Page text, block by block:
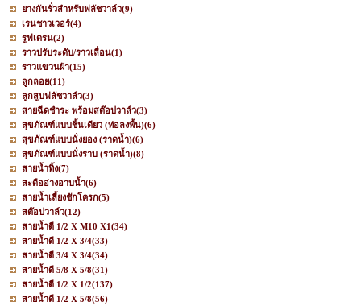
ยางกันรั่วสำหรับฟลัชวาล์ว(9)
เรนชาวเวอร์(4)
รูฟเดรน(2)
ราวปรับระดับ/ราวเลื่อน(1)
ราวแขวนผ้า(15)
ลูกลอย(11)
ลูกสูบฟลัชวาล์ว(3)
สายฉีดชำระ พร้อมสต๊อปวาล์ว(3)
สุขภัณฑ์แบบชิ้นเดียว (ท่อลงพื้น)(6)
สุขภัณฑ์แบบนั่งยอง (ราดน้ำ)(6)
สุขภัณฑ์แบบนั่งราบ (ราดน้ำ)(8)
สายน้ำทิ้ง(7)
สะดืออ่างอาบน้ำ(6)
สายน้ำเลี้ยงชักโครก(5)
สต๊อปวาล์ว(12)
สายน้ำดี 1/2 X M10 X1(34)
สายน้ำดี 1/2 X 3/4(33)
สายน้ำดี 3/4 X 3/4(34)
สายน้ำดี 5/8 X 5/8(31)
สายน้ำดี 1/2 X 1/2(137)
สายน้ำดี 1/2 X 5/8(56)